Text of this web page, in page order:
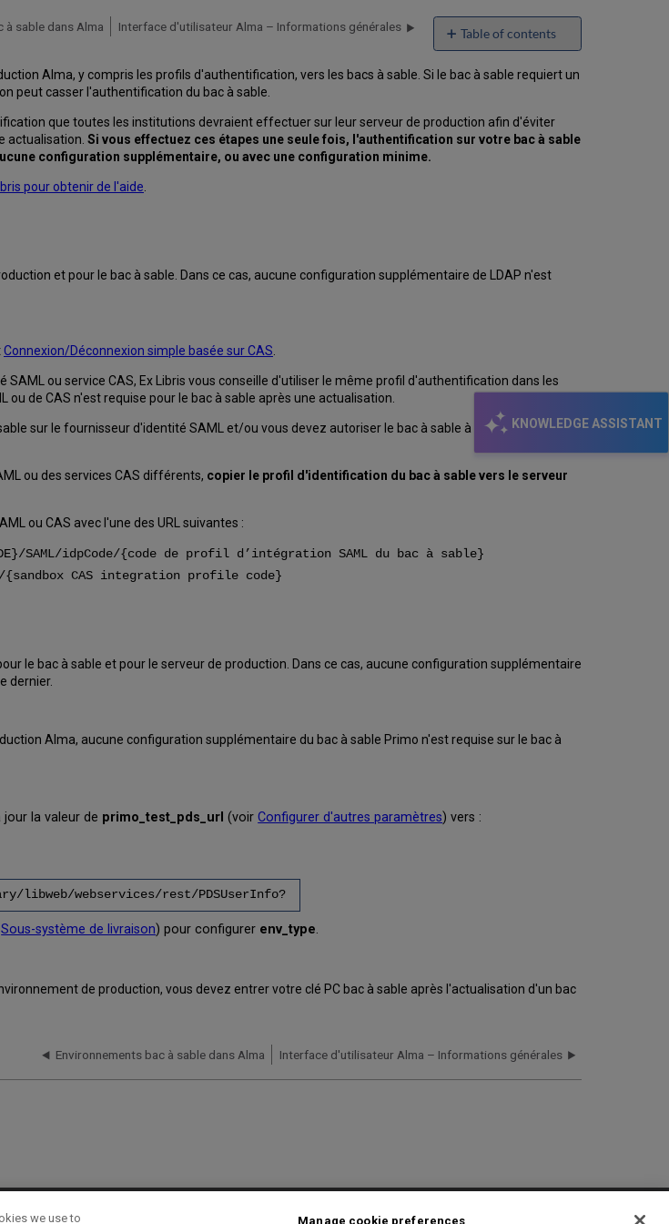
KNOWLEDGE ASSISTANT
Table of contents
No
à sable dans Alma Interface d'utilisateur Alma – Informations générales
Alma, y compris les profils d'authentification, vers les bacs à sable. Si le bac à sable requiert un
peut casser l'authentification du bac à sable.
que toutes les institutions devraient effectuer sur leur serveur de production afin d'éviter
actualisation. Si vous effectuez ces étapes une seule fois, l'authentification sur votre bac à sable
configuration supplémentaire, ou avec une configuration minime.
pour obtenir de l'aide.
et pour le bac à sable. Dans ce cas, aucune configuration supplémentaire de LDAP n'est
Connexion/Déconnexion simple basée sur CAS.
ou service CAS, Ex Libris vous conseille d'utiliser le même profil d'authentification dans les
de CAS n'est requise pour le bac à sable après une actualisation.
sur le fournisseur d'identité SAML et/ou vous devez autoriser le bac à sable à utiliser le service
ou des services CAS différents, copier le profil d'identification du bac à sable vers le serveur
ou CAS avec l'une des URL suivantes :
SAML/idpCode/{code de profil d’intégration SAML du bac à sable}
{sandbox CAS integration profile code}
le bac à sable et pour le serveur de production. Dans ce cas, aucune configuration supplémentaire
dernier.
Alma, aucune configuration supplémentaire du bac à sable Primo n'est requise sur le bac à
la valeur de primo_test_pds_url (voirConfigurer d'autres paramètres) vers :
libweb/webservices/rest/PDSUserInfo?
Sous-système de livraison) pour configurer env_type.
de production, vous devez entrer votre clé PC bac à sable après l'actualisation d'un bac
Environnements bac à sable dans Alma Interface d'utilisateur Alma – Informations générales
2025 Ex Libris. All rights reserved
we use to Manage cookie preferences